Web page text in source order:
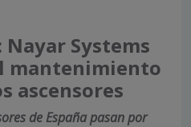
Nayar Systems
mantenimiento
ascensores
de España pasan por